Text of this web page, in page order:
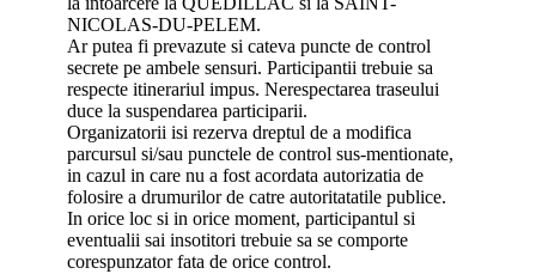
NICOLAS-DU-PELEM.
Ar putea fi prevazute si cateva puncte de control
secrete pe ambele sensuri. Participantii trebuie sa
respecte itinerariul impus. Nerespectarea traseului
duce la suspendarea participarii.
Organizatorii isi rezerva dreptul de a modifica
parcursul si/sau punctele de control sus-mentionate,
in cazul in care nu a fost acordata autorizatia de
folosire a drumurilor de catre autoritatatile publice.
In orice loc si in orice moment, participantul si
eventualii sai insotitori trebuie sa se comporte
corespunzator fata de orice control.